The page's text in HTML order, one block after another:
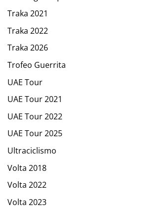
Traka 2021
Traka 2022
Traka 2026
Trofeo Guerrita
UAE Tour
UAE Tour 2021
UAE Tour 2022
UAE Tour 2025
Ultraciclismo
Volta 2018
Volta 2022
Volta 2023